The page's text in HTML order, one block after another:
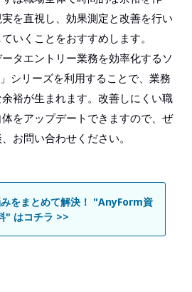
を直視し、効果測定と改善を行い
いくことをおすすめします。
タエントリー業務を効率化するソ
シリーズを利用することで、業務
裕が生まれます。改善しにくい職
をアップデートできますので、ぜ
お問い合わせください。
をまとめて解決！ "AnyForm資
" はコチラ >>